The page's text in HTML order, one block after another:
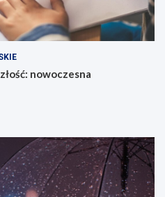
nowoczesna